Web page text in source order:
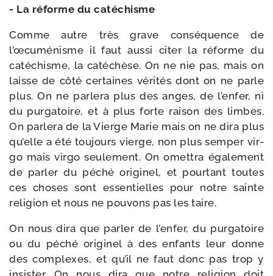
- La réforme du catéchisme
Comme autre très grave consé­quence de
l’œcuménisme il faut aus­si citer la réforme du
caté­chisme, la caté­chèse. On ne nie pas, mais on
laisse de côté cer­taines véri­tés dont on ne parle
plus. On ne par­le­ra plus des anges, de l’enfer, ni
du pur­ga­toire, et à plus forte rai­son des limbes.
On par­le­ra de la Vierge Marie mais on ne dira plus
qu’elle a été tou­jours vierge, non plus sem­per vir­
go mais vir­go seule­ment. On omet­tra éga­le­ment
de par­ler du péché ori­gi­nel, et pour­tant toutes
ces choses sont essen­tielles pour notre sainte
reli­gion et nous ne pou­vons pas les taire.
On nous dira que par­ler de l’enfer, du pur­ga­toire
ou du péché ori­gi­nel à des enfants leur donne
des com­plexes, et qu’il ne faut donc pas trop y